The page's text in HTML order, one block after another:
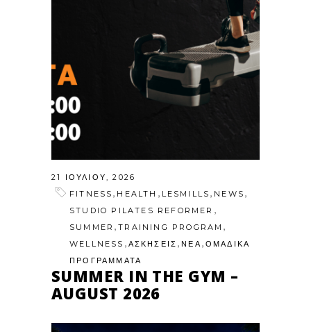
21 ΙΟΥΛΊΟΥ, 2026
FITNESS , HEALTH , LESMILLS , NEWS ,
STUDIO PILATES REFORMER ,
SUMMER ,TRAINING PROGRAM ,
WELLNESS , ΑΣΚΗΣΕΙΣ ,ΝΕΑ, ΟΜΑΔΙΚΑ
ΠΡΟΓΡΑΜΜΑΤΑ
SUMMER IN THE GYM –
AUGUST 2026